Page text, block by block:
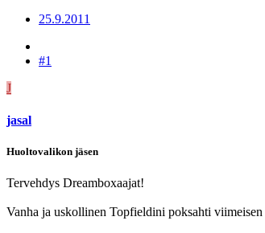
25.9.2011
#1
J
jasal
Huoltovalikon jäsen
Tervehdys Dreamboxaajat!
Vanha ja uskollinen Topfieldini poksahti